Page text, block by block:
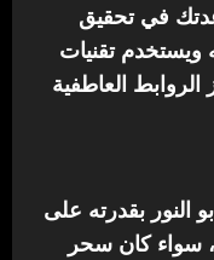
في تحقيق
تقنيات
العاطفية
النور بقدرته على
سواء كان سحر